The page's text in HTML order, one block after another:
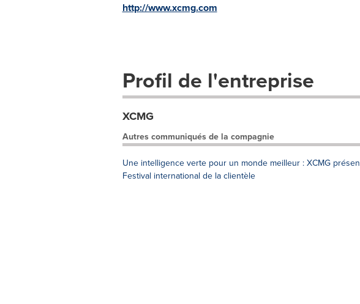
http://www.xcmg.com
Profil de l'entreprise
XCMG
Autres communiqués de la compagnie
Une intelligence verte pour un monde meilleur : XCMG
Festival international de la clientèle